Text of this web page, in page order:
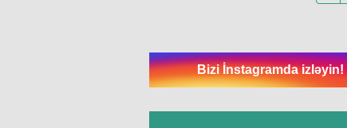
Bizi İnstagramda izləyin!